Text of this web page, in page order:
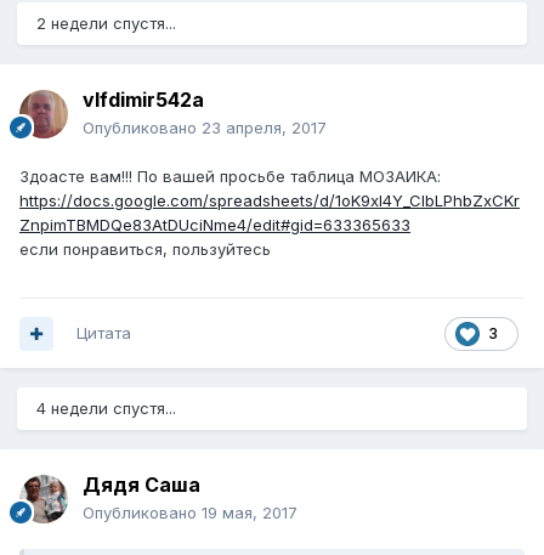
2 недели спустя...
vlfdimir542a
Опубликовано 23 апреля, 2017
Здоасте вам!!! По вашей просьбе таблица МОЗАИКА:
https://docs.google.com/spreadsheets/d/1oK9xI4Y_ClbLPhbZxCKr
ZnpimTBMDQe83AtDUciNme4/edit#gid=633365633
если понравиться, пользуйтесь
3
Цитата
4 недели спустя...
Дядя Саша
Опубликовано 19 мая, 2017